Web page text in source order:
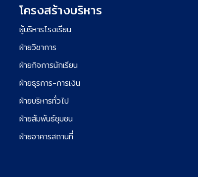
โครงสร้างบริหาร
ผู้บริหารโรงเรียน
ฝ่ายวิชาการ
ฝ่ายกิจการนักเรียน
ฝ่ายธุรการ-การเงิน
ฝ่ายบริหารทั่วไป
ฝ่ายสัมพันธ์ชุมชน
ฝ่ายอาคารสถานที่